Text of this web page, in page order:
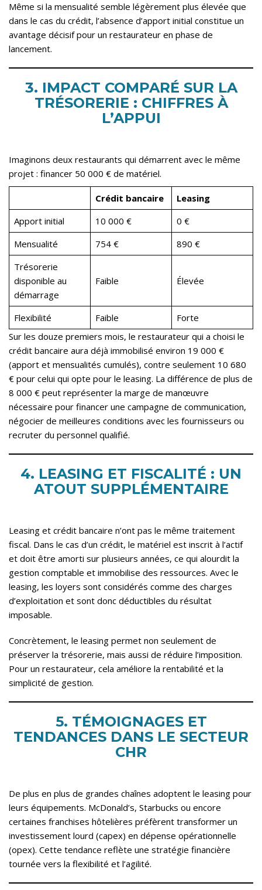
Même si la mensualité semble légèrement plus élevée que
dans le cas du crédit, l’absence d’apport initial constitue un
avantage décisif pour un restaurateur en phase de
lancement.
3. IMPACT COMPARÉ SUR LA
TRÉSORERIE : CHIFFRES À
L’APPUI
Imaginons deux restaurants qui démarrent avec le même
projet : financer 50 000 € de matériel.
Crédit bancaire
Leasing
Apport initial
10 000 €
0 €
Mensualité
754 €
890 €
Trésorerie
disponible au
démarrage
Faible Élevée
Flexibilité Faible
Forte
Sur les douze premiers mois, le restaurateur qui a choisi le
crédit bancaire aura déjà immobilisé environ 19 000 €
(apport et mensualités cumulés), contre seulement 10 680
€ pour celui qui opte pour le leasing. La différence de plus de
8 000 € peut représenter la marge de manœuvre
nécessaire pour financer une campagne de communication,
négocier de meilleures conditions avec les fournisseurs ou
recruter du personnel qualifié.
4. LEASING ET FISCALITÉ : UN
ATOUT SUPPLÉMENTAIRE
Leasing et crédit bancaire n’ont pas le même traitement
fiscal. Dans le cas d’un crédit, le matériel est inscrit à l’actif
et doit être amorti sur plusieurs années, ce qui alourdit la
gestion comptable et immobilise des ressources. Avec le
leasing, les loyers sont considérés comme des charges
d’exploitation et sont donc déductibles du résultat
imposable.
Concrètement, le leasing permet non seulement de
préserver la trésorerie, mais aussi de réduire l’imposition.
Pour un restaurateur, cela améliore la rentabilité et la
simplicité de gestion.
5. TÉMOIGNAGES ET
TENDANCES DANS LE SECTEUR
CHR
De plus en plus de grandes chaînes adoptent le leasing pour
leurs équipements. McDonald’s, Starbucks ou encore
certaines franchises hôtelières préfèrent transformer un
investissement lourd (capex) en dépense opérationnelle
(opex). Cette tendance reflète une stratégie financière
tournée vers la flexibilité et l’agilité.